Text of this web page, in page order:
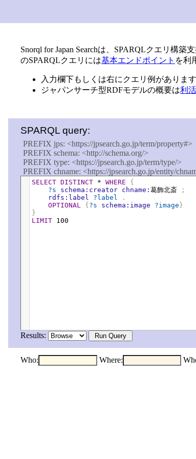
Snorql for Japan Searchは、SPARQLクエリ構築
のSPARQLクエリには基本エンドポイント を利
入力欄下もしくは右にクエリ例があります
ジャパンサーチ型RDFモデルの概要は利
SPARQL query:
PREFIX jps: <https://jpsearch.go.jp/term/property#>
PREFIX schema: <http://schema.org/>
PREFIX type: <https://jpsearch.go.jp/term/type/>
PREFIX chname: <https://jpsearch.go.jp/entity/
PREFIX place: <https://jpsearch.go.jp/entity/place/>
PREFIX time: <https://jpsearch.go.jp/entity/time/>
PREFIX work: <https://jpsearch.go.jp/entity/work/>
PREFIX role: <https://jpsearch.go.jp/term/role/>
PREFIX keyword: <https://jpsearch.go.jp/term/
SELECT DISTINCT * WHERE
{
?s
schema:creator chname: 葛飾北斎
;
rdfs:label
?label
.
OPTIONAL
{ ?s schema:image ?image }
}
LIMIT 100
Results:
Who: Where: